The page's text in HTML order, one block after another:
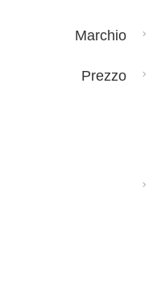
Marchio
Prezzo